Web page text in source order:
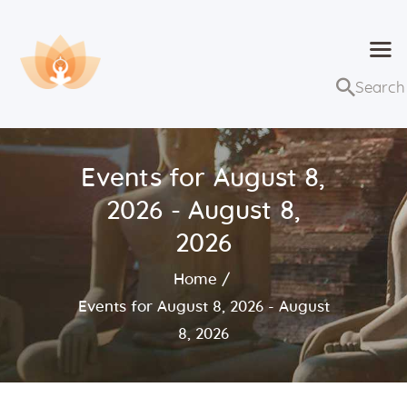
Events for August 8,
2026 - August 8,
2026
Home
Events for August 8, 2026 - August
8, 2026
Trang chủ
Bài giảng
Lớp học và sự kiện
Về Dhammaduta